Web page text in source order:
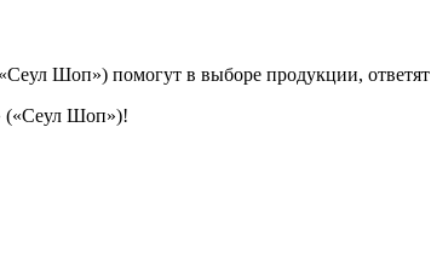
Шоп») помогут в выборе продукции,
(«Сеул Шоп»)!